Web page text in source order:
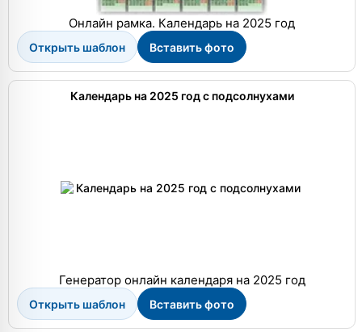
Онлайн рамка. Календарь на 2025 год
Открыть шаблон Вставить фото
Календарь на 2025 год с подсолнухами
Генератор онлайн календаря на 2025 год
Открыть шаблон Вставить фото